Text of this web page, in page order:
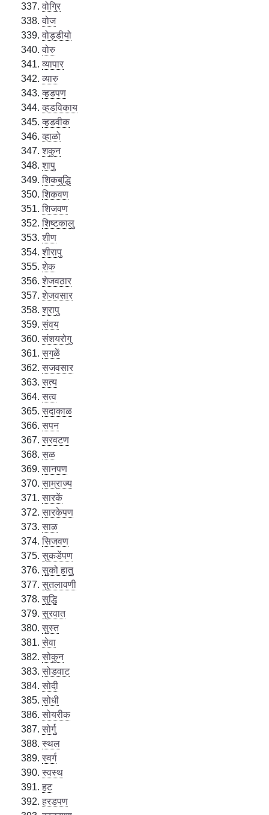
वोग्रि
वोज
वोड्डीयो
वोरु
व्यापार
व्यारु
व्हडपण
व्हडविकाय
व्हडवीक
व्हाळो
शकुन
शापु
शिकबुद्धि
शिकवण
शिजवण
शिष्टकालु
शीण
शीरापु
शेक
शेजवठार
शेजवसार
श्रापु
संवय
संशयरोगु
सगळें
सजवसार
सत्य
सत्व
सदाकाळ
सपन
सरवटण
सळ
सानपण
साम्राज्य
सारकें
सारकेपण
साळ
सिजवण
सुकडेंपण
सुको हातु
सुतलावणी
सुद्धि
सुरवात
सुस्त
सेवा
सोकुन
सोडवाट
सोदी
सोधी
सोयरीक
सोर्गु
स्थल
स्वर्ग
स्वस्थ
हट
हरडपण